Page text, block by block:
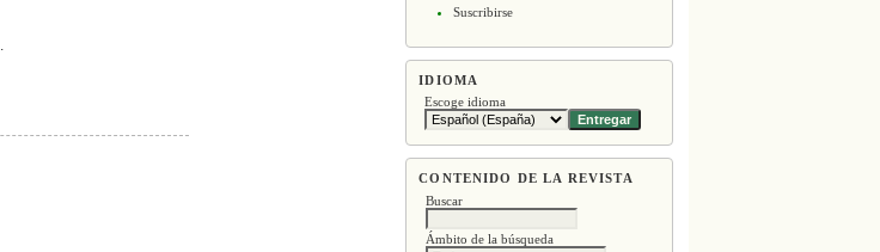
Suscribirse
IDIOMA
Escoge idioma
CONTENIDO DE LA REVISTA
Buscar
Ámbito de la búsqueda